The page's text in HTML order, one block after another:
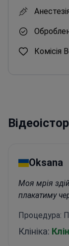
Комісія
Oksana
Моя мрія
плакатиму
Процедура:
Клініка: